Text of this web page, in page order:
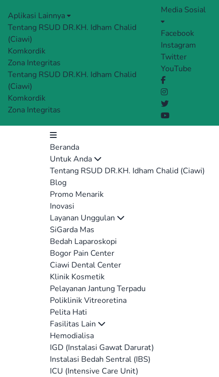
Aplikasi Lainnya
Tentang RSUD DR.KH. Idham Chalid
(Ciawi)
Komkordik
Zona Integritas
Tentang RSUD DR.KH. Idham Chalid
(Ciawi)
Komkordik
Zona Integritas
Media Sosial
Facebook
Instagram
Twitter
YouTube
Beranda
Untuk Anda
Tentang RSUD DR.KH. Idham Chalid (Ciawi)
Blog
Promo Menarik
Inovasi
Layanan Unggulan
SiGarda Mas
Bedah Laparoskopi
Bogor Pain Center
Ciawi Dental Center
Klinik Kosmetik
Pelayanan Jantung Terpadu
Poliklinik Vitreoretina
Pelita Hati
Fasilitas Lain
Hemodialisa
IGD (Instalasi Gawat Darurat)
Instalasi Bedah Sentral (IBS)
ICU (Intensive Care Unit)